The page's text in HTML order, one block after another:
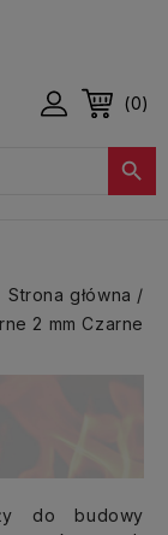
(0)

Strona główna
2 mm Czarne
do budowy